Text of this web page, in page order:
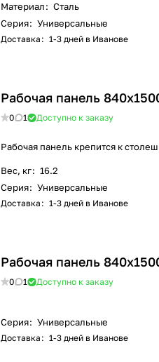
Материал: Сталь
Серия: Универсальные
Доставка : 1-3 дней в Иванове
Рабочая панель
0 1 Доступно к заказу
Рабочая панель крепится к
Вес, кг: 16.2
Серия: Универсальные
Доставка : 1-3 дней в Иванове
Рабочая панель
0 1 Доступно к заказу
Серия: Универсальные
Доставка : 1-3 дней в Иванове